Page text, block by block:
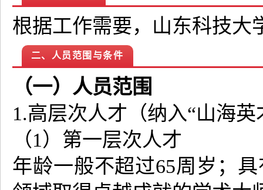
根据工作需要，山东科技大
二、人员范围与条件
（一）人员范围
1.高层次人才（纳入“山海
（1）第一层次人才
年龄一般不超过65周岁；